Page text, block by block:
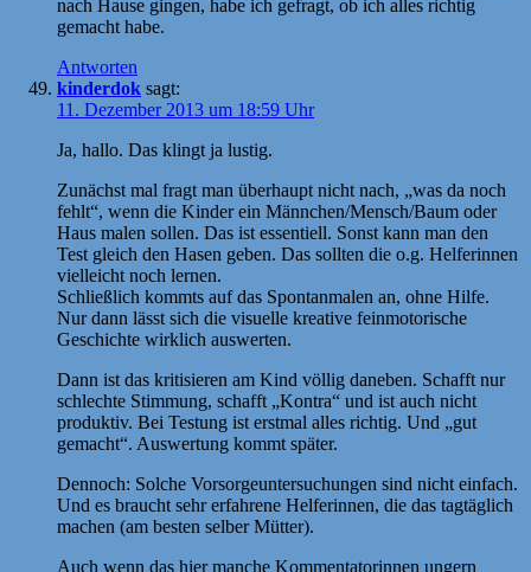
nach Hause gingen, habe ich gefragt, ob ich alles richtig
gemacht habe.
Antworten
kinderdok sagt:
11. Dezember 2013 um 18:59 Uhr
Ja, hallo. Das klingt ja lustig.
Zunächst mal fragt man überhaupt nicht nach, „was da noch
fehlt“, wenn die Kinder ein Männchen/Mensch/Baum oder
Haus malen sollen. Das ist essentiell. Sonst kann man den
Test gleich den Hasen geben. Das sollten die o.g. Helferinnen
vielleicht noch lernen.
Schließlich kommts auf das Spontanmalen an, ohne Hilfe.
Nur dann lässt sich die visuelle kreative feinmotorische
Geschichte wirklich auswerten.
Dann ist das kritisieren am Kind völlig daneben. Schafft nur
schlechte Stimmung, schafft „Kontra“ und ist auch nicht
produktiv. Bei Testung ist erstmal alles richtig. Und „gut
gemacht“. Auswertung kommt später.
Dennoch: Solche Vorsorgeuntersuchungen sind nicht einfach.
Und es braucht sehr erfahrene Helferinnen, die das tagtäglich
machen (am besten selber Mütter).
Auch wenn das hier manche Kommentatorinnen ungern